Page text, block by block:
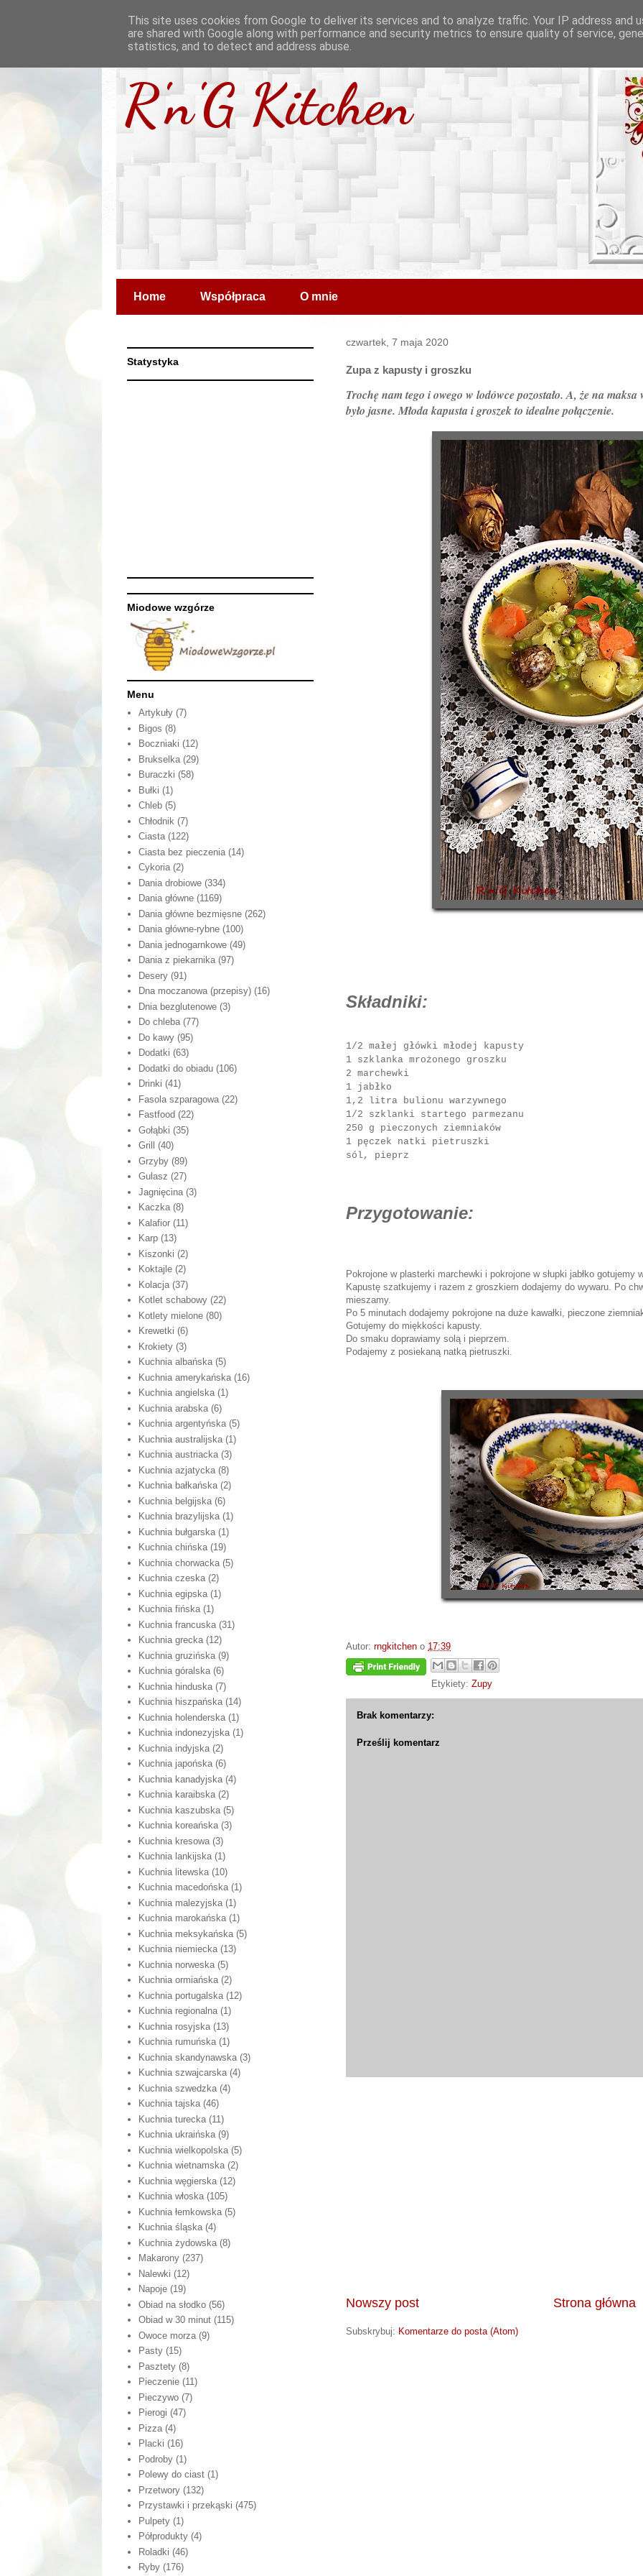
R'n'G Kitchen
Home Współpraca O mnie
czwartek, 7 maja 2020
Zupa z kapusty i groszku
Trochę nam tego i owego w lodówce pozostało. A, że na
było jasne. Młoda kapusta i groszek to idealne połączenie.
Składniki:
1/2 małej główki młodej kapusty
1 szklanka mrożonego groszku
2 marchewki
1 jabłko
1,2 litra bulionu warzywnego
1/2 szklanki startego parmezanu
250 g pieczonych ziemniaków
1 pęczek natki pietruszki
sól, pieprz
Przygotowanie:
Pokrojone w plasterki marchewki i pokrojone w słupki jabłko
Kapustę szatkujemy i razem z groszkiem dodajemy do wywaru. Po
mieszamy.
Po 5 minutach dodajemy pokrojone na duże kawałki, pieczone
Gotujemy do miękkości kapusty.
Do smaku doprawiamy solą i pieprzem.
Podajemy z posiekaną natką pietruszki.
Autor: rngkitchen o 17:39
Etykiety: Zupy
Brak komentarzy:
Prześlij komentarz
Nowszy post Strona główna
Subskrybuj: Komentarze do posta (Atom)
Statystyka
Miodowe wzgórze
Menu
Artykuły (7)
Bigos (8)
Boczniaki (12)
Brukselka (29)
Buraczki (58)
Bułki (1)
Chleb (5)
Chłodnik (7)
Ciasta (122)
Ciasta bez pieczenia (14)
Cykoria (2)
Dania drobiowe (334)
Dania główne (1169)
Dania główne bezmięsne (262)
Dania główne-rybne (100)
Dania jednogarnkowe (49)
Dania z piekarnika (97)
Desery (91)
Dna moczanowa (przepisy) (16)
Dnia bezglutenowe (3)
Do chleba (77)
Do kawy (95)
Dodatki (63)
Dodatki do obiadu (106)
Drinki (41)
Fasola szparagowa (22)
Fastfood (22)
Gołąbki (35)
Grill
(40)
Grzyby (89)
Gulasz (27)
Jagnięcina (3)
Kaczka (8)
Kalafior (11)
Karp (13)
Kiszonki (2)
Koktajle (2)
Kolacja (37)
Kotlet schabowy (22)
Kotlety mielone (80)
Krewetki (6)
Krokiety (3)
Kuchnia albańska (5)
Kuchnia amerykańska (16)
Kuchnia angielska (1)
Kuchnia arabska (6)
Kuchnia argentyńska (5)
Kuchnia australijska (1)
Kuchnia austriacka (3)
Kuchnia azjatycka (8)
Kuchnia bałkańska (2)
Kuchnia belgijska (6)
Kuchnia brazylijska (1)
Kuchnia bułgarska (1)
Kuchnia chińska (19)
Kuchnia chorwacka (5)
Kuchnia czeska (2)
Kuchnia egipska (1)
Kuchnia fińska (1)
Kuchnia francuska (31)
Kuchnia grecka (12)
Kuchnia gruzińska (9)
Kuchnia góralska (6)
Kuchnia hinduska (7)
Kuchnia hiszpańska (14)
Kuchnia holenderska (1)
Kuchnia indonezyjska (1)
Kuchnia indyjska (2)
Kuchnia japońska (6)
Kuchnia kanadyjska (4)
Kuchnia karaibska (2)
Kuchnia kaszubska (5)
Kuchnia koreańska (3)
Kuchnia kresowa (3)
Kuchnia lankijska (1)
Kuchnia litewska (10)
Kuchnia macedońska (1)
Kuchnia malezyjska (1)
Kuchnia marokańska (1)
Kuchnia meksykańska (5)
Kuchnia niemiecka (13)
Kuchnia norweska (5)
Kuchnia ormiańska (2)
Kuchnia portugalska (12)
Kuchnia regionalna (1)
Kuchnia rosyjska (13)
Kuchnia rumuńska (1)
Kuchnia skandynawska (3)
Kuchnia szwajcarska (4)
Kuchnia szwedzka (4)
Kuchnia tajska (46)
Kuchnia turecka (11)
Kuchnia ukraińska (9)
Kuchnia wielkopolska (5)
Kuchnia wietnamska (2)
Kuchnia węgierska (12)
Kuchnia włoska (105)
Kuchnia łemkowska (5)
Kuchnia śląska (4)
Kuchnia żydowska (8)
Makarony (237)
Nalewki (12)
Napoje (19)
Obiad na słodko (56)
Obiad w 30 minut (115)
Owoce morza (9)
Pasty (15)
Pasztety (8)
Pieczenie (11)
Pieczywo (7)
Pierogi (47)
Pizza (4)
Placki (16)
Podroby (1)
Polewy do ciast (1)
Przetwory (132)
Przystawki i przekąski (475)
Pulpety (1)
Półprodukty (4)
Roladki (46)
Ryby (176)
This site uses cookies from Google to deliver its services and to analyze traffic. Your IP address and
are shared with Google along with performance and security metrics to ensure quality of service,
statistics, and to detect and address abuse.